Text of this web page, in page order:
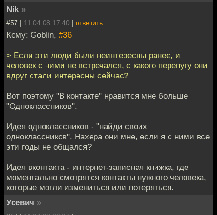
Nik »
#57 | 11.04.08 17:40 | ответить
Кому: Goblin, #36
> Если эти люди были неинтересны ранее, и
человек с ними не встречался, с какого перепугу они
вдруг стали интересны сейчас?
Вот поэтому "В контакте" нравится мне больше
"Одноклассников".
Идея одноклассников - "найди своих
одноклассников". Нахера они мне, если я с ними все
эти годы не общался?
Идея вконтакта - интернет-записная книжка, где
моментально смотрятся контакты нужного человека,
которые могли измениться или потеряться.
Усевич »